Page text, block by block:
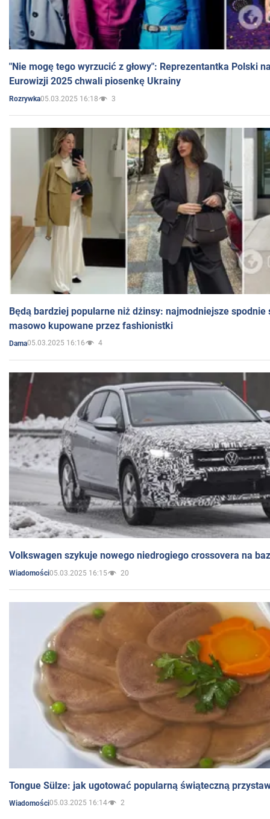
"Nie mogę tego wyrzucić z głowy": Reprezentantka Polski
Eurowizji 2025 chwali piosenkę Ukrainy
Rozrywka05.03.2025 16:18 3
Będą bardziej popularne niż dżinsy: najmodniejsze spodnie
masowo kupowane przez fashionistki
Dama05.03.2025 16:16 4
Volkswagen szykuje nowego niedrogiego crossovera na
Wiadomości05.03.2025 16:15 20
Tongue Sülze: jak ugotować popularną świąteczną
Wiadomości05.03.2025 16:14 2